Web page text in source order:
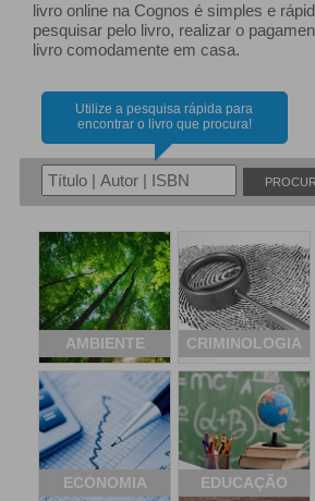
livro online na Cognos é simples e
pesquisar pelo livro, realizar o
livro comodamente em casa.
Utilize a pesquisa rápida para
encontrar o livro que procura!
AMBIENTE CRIMINOLOGIA
ECONOMIA EDUCAÇÃO